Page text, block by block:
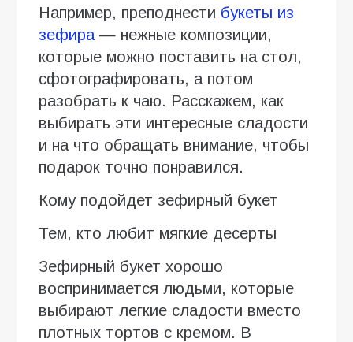
Например, преподнести букеты из
зефира— нежные композиции,
которые можно поставить на стол,
сфотографировать, а потом
разобрать к чаю. Расскажем, как
выбирать эти интересные сладости
и на что обращать внимание, чтобы
подарок точно понравился.
Кому подойдет зефирный букет
Тем, кто любит мягкие десерты
Зефирный букет хорошо
воспринимается людьми, которые
выбирают легкие сладости вместо
плотных тортов с кремом. В